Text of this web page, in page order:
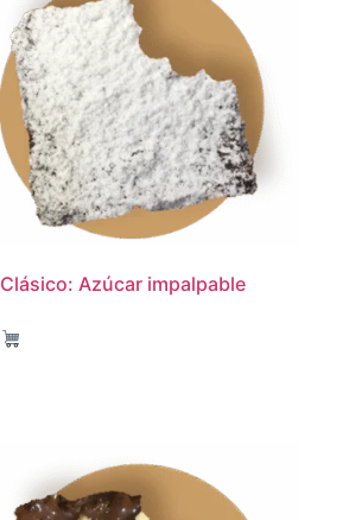
Clásico: Azúcar impalpable